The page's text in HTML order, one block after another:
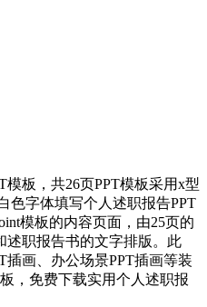
板，共26页PPT模板采用x型
色字体填写个人述职报告PPT
模板的内容页面，由25页的
述职报告书的文字排版。此
画、办公场景PPT插画等装
，免费下载实用个人述职报